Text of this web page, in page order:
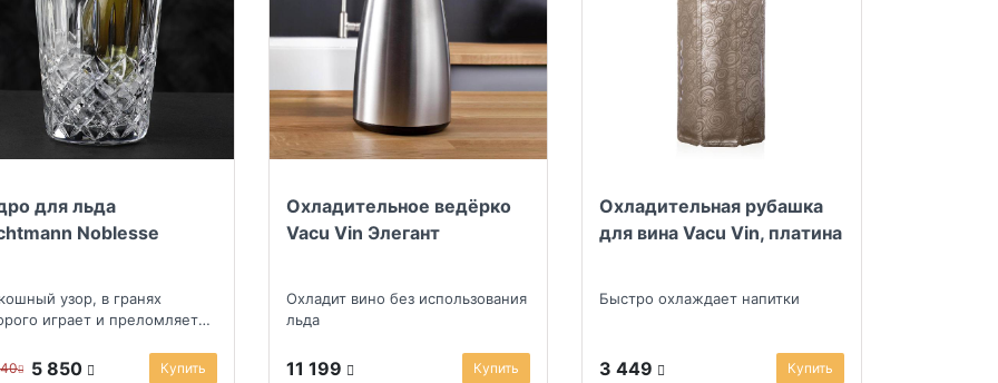
для льда
Noblesse
узор, в гранях
играет и преломляется
5 850 Купить
Охладительное ведёрко
Vacu Vin Элегант
Охладит вино без использования
льда
11 199 Купить
Охладительная рубашка
для вина Vacu Vin, платина
Быстро охлаждает напитки
3 449 Купить